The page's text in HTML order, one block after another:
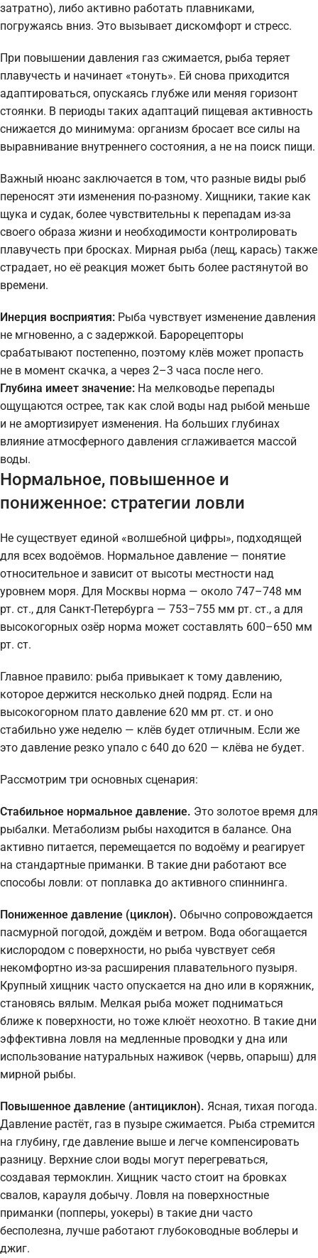
затратно), либо активно работать плавниками,
погружаясь вниз. Это вызывает дискомфорт и стресс.
При повышении давления газ сжимается, рыба теряет
плавучесть и начинает «тонуть». Ей снова приходится
адаптироваться, опускаясь глубже или меняя горизонт
стоянки. В периоды таких адаптаций пищевая активность
снижается до минимума: организм бросает все силы на
выравнивание внутреннего состояния, а не на поиск пищи.
Важный нюанс заключается в том, что разные виды рыб
переносят эти изменения по-разному. Хищники, такие как
щука и судак, более чувствительны к перепадам из-за
своего образа жизни и необходимости контролировать
плавучесть при бросках. Мирная рыба (лещ, карась) также
страдает, но её реакция может быть более растянутой во
времени.
Инерция восприятия: Рыба чувствует изменение давления
не мгновенно, а с задержкой. Барорецепторы
срабатывают постепенно, поэтому клёв может пропасть
не в момент скачка, а через 2–3 часа после него.
Глубина имеет значение: На мелководье перепады
ощущаются острее, так как слой воды над рыбой меньше
и не амортизирует изменения. На больших глубинах
влияние атмосферного давления сглаживается массой
воды.
Нормальное, повышенное и
пониженное: стратегии ловли
Не существует единой «волшебной цифры», подходящей
для всех водоёмов. Нормальное давление — понятие
относительное и зависит от высоты местности над
уровнем моря. Для Москвы норма — около 747–748 мм
рт. ст., для Санкт-Петербурга — 753–755 мм рт. ст., а для
высокогорных озёр норма может составлять 600–650 мм
рт. ст.
Главное правило: рыба привыкает к тому давлению,
которое держится несколько дней подряд. Если на
высокогорном плато давление 620 мм рт. ст. и оно
стабильно уже неделю — клёв будет отличным. Если же
это давление резко упало с 640 до 620 — клёва не будет.
Рассмотрим три основных сценария:
Стабильное нормальное давление. Это золотое время для
рыбалки. Метаболизм рыбы находится в балансе. Она
активно питается, перемещается по водоёму и реагирует
на стандартные приманки. В такие дни работают все
способы ловли: от поплавка до активного спиннинга.
Пониженное давление (циклон). Обычно сопровождается
пасмурной погодой, дождём и ветром. Вода обогащается
кислородом с поверхности, но рыба чувствует себя
некомфортно из-за расширения плавательного пузыря.
Крупный хищник часто опускается на дно или в коряжник,
становясь вялым. Мелкая рыба может подниматься
ближе к поверхности, но тоже клюёт неохотно. В такие дни
эффективна ловля на медленные проводки у дна или
использование натуральных наживок (червь, опарыш) для
мирной рыбы.
Повышенное давление (антициклон). Ясная, тихая погода.
Давление растёт, газ в пузыре сжимается. Рыба стремится
на глубину, где давление выше и легче компенсировать
разницу. Верхние слои воды могут перегреваться,
создавая термоклин. Хищник часто стоит на бровках
свалов, карауля добычу. Ловля на поверхностные
приманки (попперы, уокеры) в такие дни часто
бесполезна, лучше работают глубоководные воблеры и
джиг.